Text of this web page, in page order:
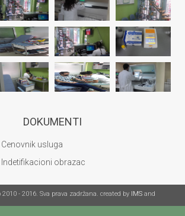
DOKUMENTI
Cenovnik usluga
Indetifikacioni obrazac
- 2016. Sva prava zadržana. created by IMS and